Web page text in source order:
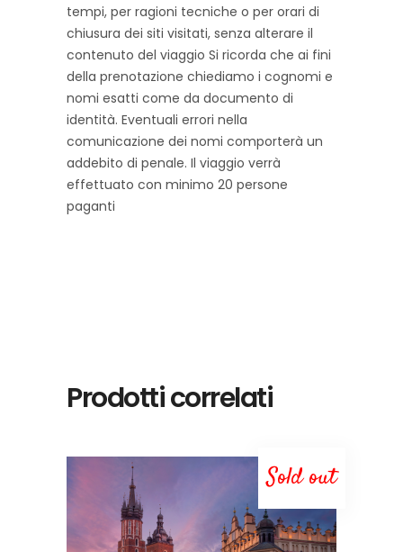
tempi, per ragioni tecniche o per orari di
chiusura dei siti visitati, senza alterare il
contenuto del viaggio Si ricorda che ai fini
della prenotazione chiediamo i cognomi e
nomi esatti come da documento di
identità. Eventuali errori nella
comunicazione dei nomi comporterà un
addebito di penale. Il viaggio verrà
effettuato con minimo 20 persone
paganti
Prodotti correlati
Sold out